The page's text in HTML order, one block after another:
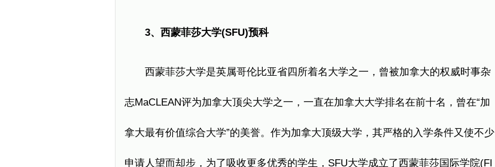
3、西蒙菲莎大学(SFU)预科
西蒙菲莎大学是英属哥伦比亚省四所着名大学之一，曾被加拿大的权威时事杂
志MaCLEAN评为加拿大顶尖大学之一，一直在加拿大大学排名在前十名，曾在“加
拿大最有价值综合大学”的美誉。作为加拿大顶级大学，其严格的入学条件又使不少
申请人望而却步，为了吸收更多优秀的学生，SFU大学成立了西蒙菲莎国际学院(FI